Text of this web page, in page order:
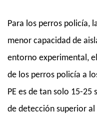
Para los perros policía,
menor capacidad de
entorno experimental,
de los perros policía a
PE es de tan solo 15-25
de detección superior al